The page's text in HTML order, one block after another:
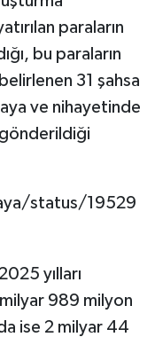
paraların
bu paraların
31 şahsa
ve nihayetinde
status/19529
yılları
milyar 989 milyon
ise 2 milyar 44